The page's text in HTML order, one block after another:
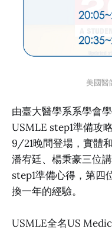
美國醫
由臺大醫學系系學會
USMLE step1準備攻
9/21晚間登場，實體
潘宥廷、楊秉豪三位
step1準備心得，第四
換一年的經驗。
USMLE全名US